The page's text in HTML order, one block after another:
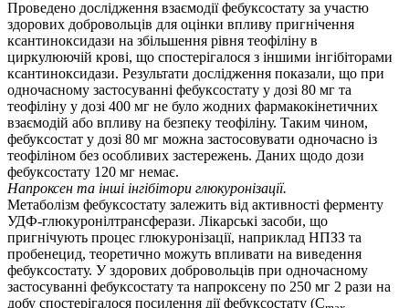
Проведено дослідження взаємодії фебуксостату за участю
здорових добровольців для оцінки впливу пригнічення
ксантиноксидази на збільшення рівня теофіліну в
циркулюючій крові, що спостерігалося з іншими інгібіторами
ксантиноксидази. Результати дослідження показали, що при
одночасному застосуванні фебуксостату у дозі 80 мг та
теофіліну у дозі 400 мг не було жодних фармакокінетичних
взаємодій або впливу на безпеку теофіліну. Таким чином,
фебуксостат у дозі 80 мг можна застосовувати одночасно із
теофіліном без особливих застережень. Даних щодо дози
фебуксостату 120 мг немає.
Напроксен та інші інгібітори глюкуронізації.
Метаболізм фебуксостату залежить від активності ферменту
УДФ-глюкуронілтрансферази. Лікарські засоби, що
пригнічують процес глюкуронізації, наприклад НПЗЗ та
пробенецид, теоретично можуть впливати на виведення
фебуксостату. У здорових добровольців при одночасному
застосуванні фебуксостату та напроксену по 250 мг 2 рази на
добу спостерігалося посилення дії фебуксостату (C